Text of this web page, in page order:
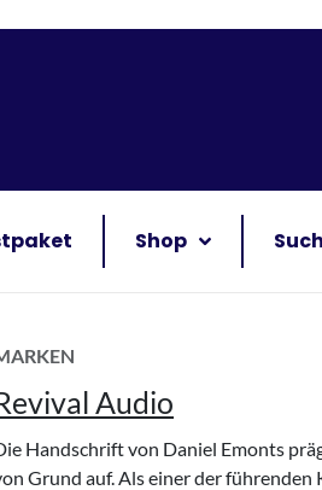
Shop
Audio
Handschrift von Daniel Emonts
Grund auf. Als einer der führenden